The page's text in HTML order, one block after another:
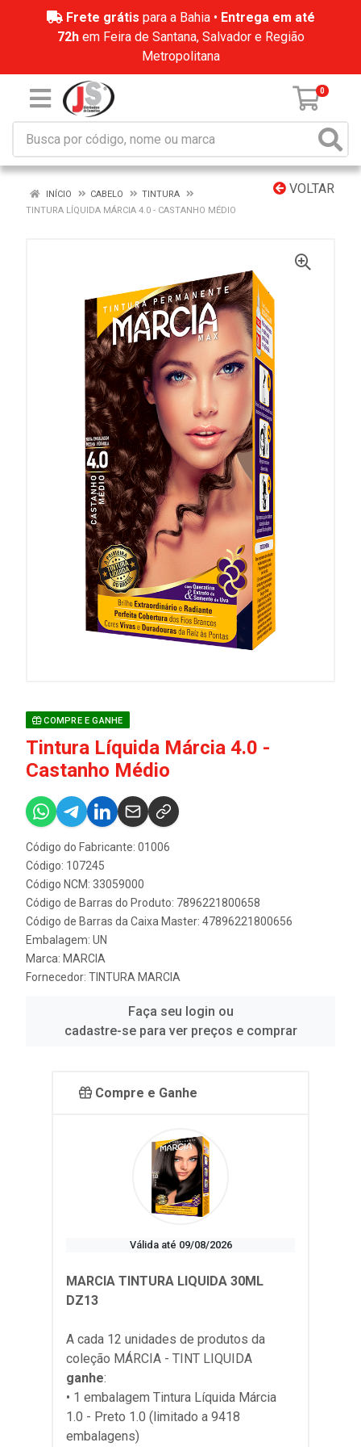
Frete grátis para a Bahia • Entrega em até
72hem Feira de Santana, Salvador e Região
Metropolitana
0
VOLTAR
INÍCIO CABELO
TINTURA
TINTURA LÍQUIDA MÁRCIA 4.0 - CASTANHO MÉDIO
COMPRE E GANHE
Tintura Líquida Márcia 4.0 -
Castanho Médio
Código do Fabricante: 01006
Código: 107245
Código NCM: 33059000
Código de Barras do Produto: 7896221800658
Código de Barras da Caixa Master: 47896221800656
Embalagem: UN
Marca: MARCIA
Fornecedor: TINTURA MARCIA
Faça seu login ou
cadastre-se para ver preços e comprar
Compre e Ganhe
Válida até 09/08/2026
MARCIA TINTURA LIQUIDA 30ML
DZ13
A cada 12 unidades de produtos da
coleção MÁRCIA - TINT LIQUIDA
ganhe:
• 1 embalagem Tintura Líquida Márcia
1.0 - Preto 1.0 (limitado a 9418
embalagens)